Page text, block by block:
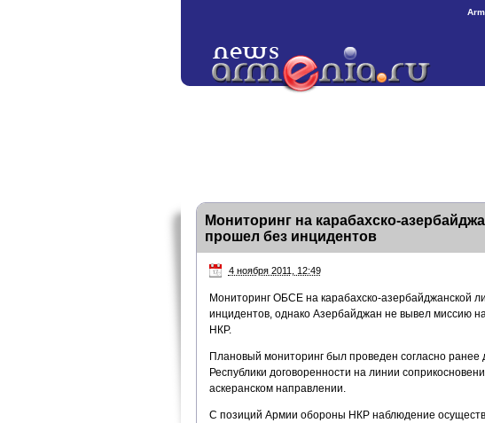
Мониторинг на карабахско-
прошел без инцидентов
4 ноября 2011, 12:49
Мониторинг ОБСЕ на карабахско-азербайджанской
инцидентов, однако Азербайджан не вывел миссию
НКР.
Плановый мониторинг был проведен согласно ранее
Республики договоренности на линии
аскеранском направлении.
С позиций Армии обороны НКР наблюдение